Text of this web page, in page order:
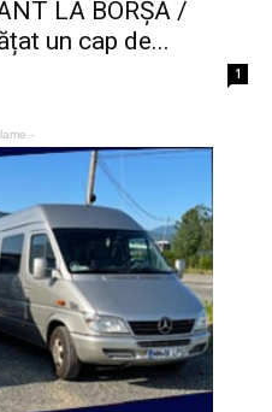
LA BORȘA /
un cap de...
1
-